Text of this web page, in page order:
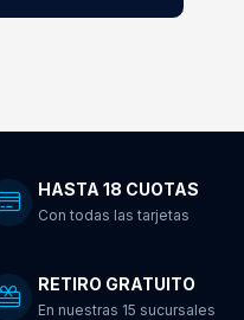
HASTA 18 CUOTAS
Con todas las tarjetas
RETIRO GRATUITO
En nuestras 15 sucursales